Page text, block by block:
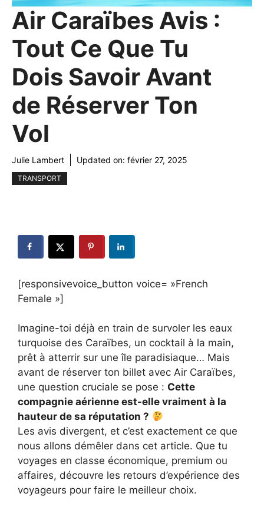
Air Caraïbes Avis :
Tout Ce Que Tu
Dois Savoir Avant
de Réserver Ton
Vol
Julie Lambert Updated on: février 27, 2025
TRANSPORT
[responsivevoice_button voice= »French
Female »]
Imagine-toi déjà en train de survoler les eaux
turquoise des Caraïbes, un cocktail à la main,
prêt à atterrir sur une île paradisiaque… Mais
avant de réserver ton billet avec Air Caraïbes,
une question cruciale se pose : Cette
compagnie aérienne est-elle vraiment à la
hauteur de sa réputation ?
Les avis divergent, et c’est exactement ce que
nous allons démêler dans cet article. Que tu
voyages en classe économique, premium ou
affaires, découvre les retours d’expérience des
voyageurs pour faire le meilleur choix.